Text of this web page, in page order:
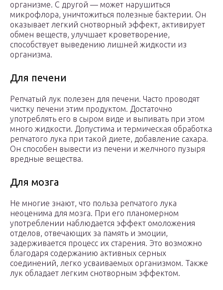
организме. С другой — может нарушиться
микрофлора, уничтожиться полезные бактерии. Он
оказывает легкий снотворный эффект, активирует
обмен веществ, улучшает кроветворение,
способствует выведению лишней жидкости из
организма.
Для печени
Репчатый лук полезен для печени. Часто проводят
чистку печени этим продуктом. Достаточно
употреблять его в сыром виде и выпивать при этом
много жидкости. Допустима и термическая обработка
репчатого лука при такой диете, добавление сахара.
Он способен вывести из печени и желчного пузыря
вредные вещества.
Для мозга
Не многие знают, что польза репчатого лука
неоценима для мозга. При его планомерном
употреблении наблюдается эффект омоложения
отделов, отвечающих за память и эмоции,
задерживается процесс их старения. Это возможно
благодаря содержанию активных серных
соединений, легко усваиваемых организмом. Также
лук обладает легким снотворным эффектом.